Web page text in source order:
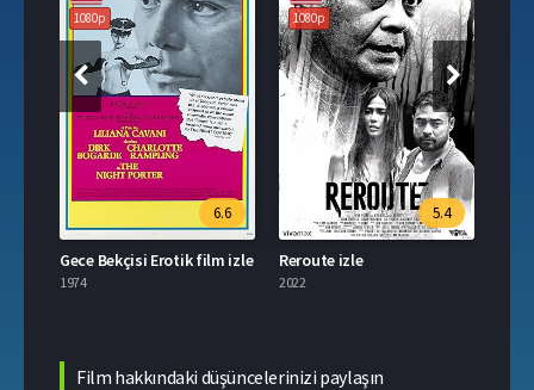
1080p
6.6
Gece Bekçisi Erotik film izle
1974
1080p
5.4
Reroute izle
2022
Film hakkındaki düşüncelerinizi paylaşın